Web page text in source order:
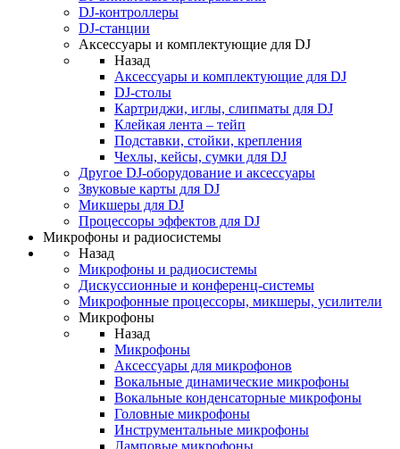
DJ-контроллеры
DJ-станции
Аксессуары и комплектующие для DJ
Назад
Аксессуары и комплектующие для DJ
DJ-столы
Картриджи, иглы, слипматы для DJ
Клейкая лента – тейп
Подставки, стойки, крепления
Чехлы, кейсы, сумки для DJ
Другое DJ-оборудование и аксессуары
Звуковые карты для DJ
Микшеры для DJ
Процессоры эффектов для DJ
Микрофоны и радиосистемы
Назад
Микрофоны и радиосистемы
Дискуссионные и конференц-системы
Микрофонные процессоры, микшеры, усилители
Микрофоны
Назад
Микрофоны
Аксессуары для микрофонов
Вокальные динамические микрофоны
Вокальные конденсаторные микрофоны
Головные микрофоны
Инструментальные микрофоны
Ламповые микрофоны